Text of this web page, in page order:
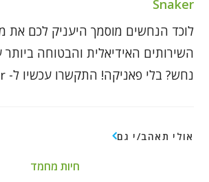
Snaker
לוכד הנחשים מוסמך היעניק לכם את
השירותים האידיאלית והבטוחה
נחש? בלי פאניקה! התקשרו עכשיו ל- Snaker!
אולי תאהב/י גם
חיות מחמד